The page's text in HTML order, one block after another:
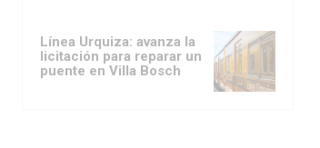
Línea Urquiza: avanza la
licitación para reparar un
puente en Villa Bosch